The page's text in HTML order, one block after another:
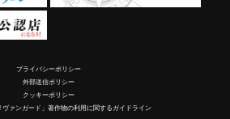
プライバシーポリシー
外部送信ポリシー
クッキーポリシー
ヴァンガード」著作物の利用に関するガイドライン